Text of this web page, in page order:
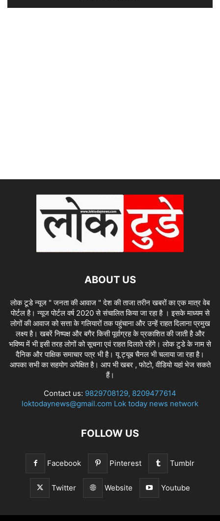
ABOUT US
लोक टूडे न्यूज " जनता की आवाज " देश की ताजा तरीन खबरों का एक मात्र वेब
पोर्टल है। न्यूज पोर्टल वर्ष 2020 से संचालित किया जा रहा है । इसके माध्यम से
लोगों की आवाज को सत्ता के गलियारों तक पहुंचाना और उन्हें राहत दिलाना प्रमुख
लक्ष्य है। खबरें निष्पक्ष और बगैर किसी पूर्वाग्रह के प्रकाशित की जाती है और
भविष्य में भी इसी तरह लोगों को सूचना एवं राहत दिलाते रहेंगे। लोक टुडे के नाम से
दैनिक और पाक्षिक समाचार पत्र भी है। यू ट्यूब चैनल भी चलाया जा रहा है।
आपका सभी का सहयोग अपेक्षित है। आप भी खबर , फोटो, वीडियो यहां भेज सकते
हैं।
Contact us: 9829708129, 8209477614
loktodaynews@gmail.com Lok today news network
FOLLOW US
Facebook Pinterest Tumblr
Twitter Website Youtube